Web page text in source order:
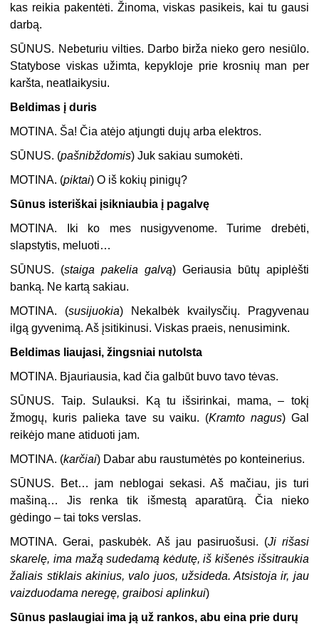
kas reikia pakentėti. Žinoma, viskas pasikeis, kai tu gausi
darbą.
SŪNUS. Nebeturiu vilties. Darbo birža nieko gero nesiūlo.
Statybose viskas užimta, kepykloje prie krosnių man per
karšta, neatlaikysiu.
Beldimas į duris
MOTINA. Ša! Čia atėjo atjungti dujų arba elektros.
SŪNUS. (pašnibždomis) Juk sakiau sumokėti.
MOTINA. (piktai) O iš kokių pinigų?
Sūnus isteriškai įsikniaubia į pagalvę
MOTINA.
Iki ko mes nusigyvenome. Turime drebėti,
slapstytis, meluoti…
SŪNUS.
(staiga pakelia galvą) Geriausia būtų apiplėšti
banką. Ne kartą sakiau.
MOTINA.
(susijuokia) Nekalbėk kvailysčių. Pragyvenau
ilgą gyvenimą. Aš įsitikinusi. Viskas praeis, nenusimink.
Beldimas liaujasi, žingsniai nutolsta
MOTINA. Bjauriausia, kad čia galbūt buvo tavo tėvas.
SŪNUS.
Taip. Sulauksi. Ką tu išsirinkai, mama, – tokį
žmogų, kuris palieka tave su vaiku. (Kramto nagus) Gal
reikėjo mane atiduoti jam.
MOTINA. (karčiai) Dabar abu raustumėtės po konteinerius.
SŪNUS.
Bet… jam neblogai sekasi. Aš mačiau, jis turi
mašiną… Jis renka tik išmestą aparatūrą. Čia nieko
gėdingo – tai toks verslas.
MOTINA. Gerai, paskubėk. Aš jau pasiruošusi. (Ji rišasi
skarelę, ima mažą sudedamą kėdutę, iš kišenės išsitraukia
žaliais stiklais akinius, valo juos, užsideda. Atsistoja ir, jau
vaizduodama neregę, graibosi aplinkui)
Sūnus paslaugiai ima ją už rankos, abu eina prie durų